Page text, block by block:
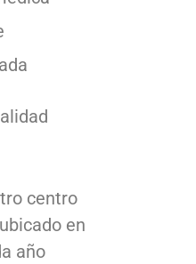
centro
en
año